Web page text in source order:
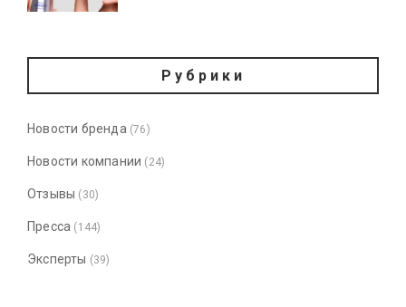
Рубрики
Новости бренда (76)
Новости компании (24)
Отзывы (30)
Пресса (144)
Эксперты (39)